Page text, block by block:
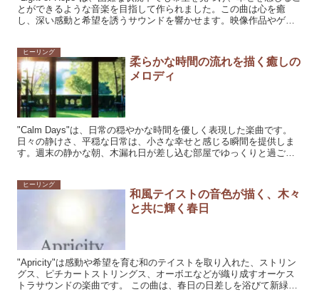
とができるような音楽を目指して作られました。この曲は心を癒
し、深い感動と希望を誘うサウンドを響かせます。映像作品やゲー
ヒーリング
柔らかな時間の流れを描く癒しの
メロディ
"Calm Days"は、日常の穏やかな時間を優しく表現した楽曲です。
日々の静けさ、平穏な日常は、小さな幸せと感じる瞬間を提供しま
す。週末の静かな朝、木漏れ日が差し込む部屋でゆっくりと過ごす
ヒーリング
和風テイストの音色が描く、木々
と共に輝く春日
"Apricity"は感動や希望を育む和のテイストを取り入れた、ストリン
グス、ピチカートストリングス、オーボエなどが織り成すオーケス
トラサウンドの楽曲です。 この曲は、春日の日差しを浴びて新緑が